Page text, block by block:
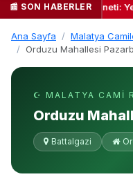
📰 SON HABERLER
Kalbi ve Kültür Cenneti:
Ana Sayfa Malatya
Orduzu Mahallesi
☪ MALATYA CAMI
Orduzu
Battalgazi